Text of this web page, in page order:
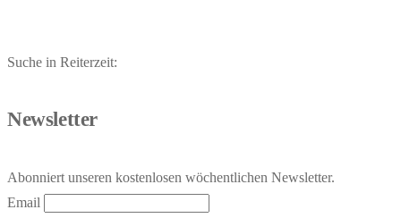
Suche in Reiterzeit:
Newsletter
Abonniert unseren kostenlosen wöchentlichen Newsletter.
Email